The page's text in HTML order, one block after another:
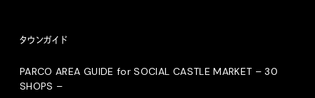
タウンガイド
PARCO AREA GUIDE for SOCIAL CASTLE MARKET – 30
SHOPS –